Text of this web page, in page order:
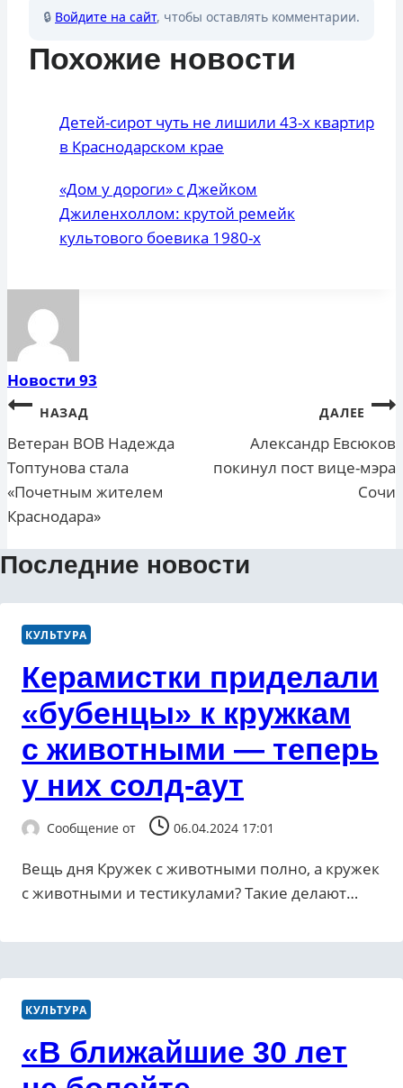
🔒 Войдите на сайт, чтобы оставлять комментарии.
Похожие новости
Детей-сирот чуть не лишили 43-х квартир
в Краснодарском крае
«Дом у дороги» с Джейком
Джиленхоллом: крутой ремейк
культового боевика 1980-х
Новости 93
Навигация
по
записям
НАЗАД
Ветеран ВОВ Надежда
Топтунова стала
«Почетным жителем
Краснодара»
ДАЛЕЕ
Александр Евсюков
покинул пост вице-мэра
Сочи
Последние новости
КУЛЬТУРА
Керамистки приделали
«бубенцы» к кружкам
с животными — теперь
у них солд-аут
Сообщение от 06.04.2024 17:01
Вещь дня Кружек с животными полно, а кружек
с животными и тестикулами? Такие делают…
КУЛЬТУРА
«В ближайшие 30 лет